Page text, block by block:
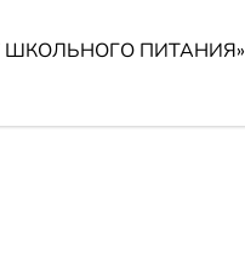
ШКОЛЬНОГО ПИТАНИЯ»